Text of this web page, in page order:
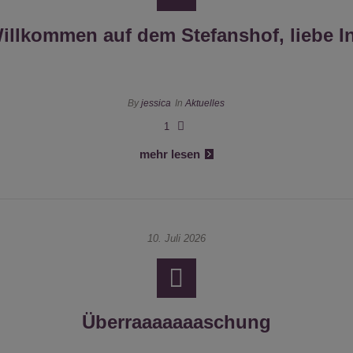
auf dem Stefanshof, liebe
Byjessica InAktuelles
1
mehr lesen
10. Juli 2026
Überraaaaaaaschung